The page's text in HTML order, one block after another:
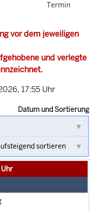
Termin
vor dem jeweiligen
und verlegte
17:55 Uhr
Datum und Sortierung